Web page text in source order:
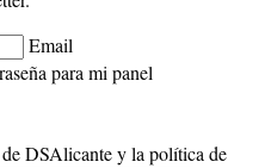
Email
para mi panel
DSAlicante y la política de